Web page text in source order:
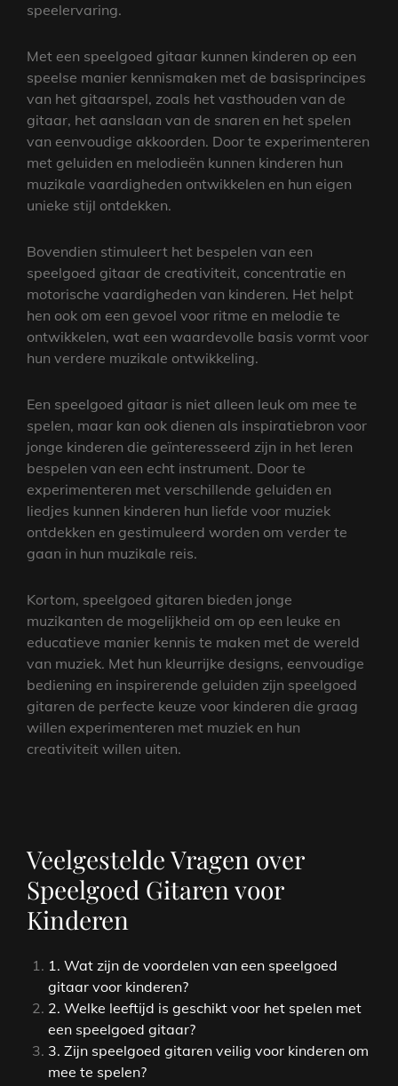
speelervaring.
Met een speelgoed gitaar kunnen kinderen op een
speelse manier kennismaken met de basisprincipes
van het gitaarspel, zoals het vasthouden van de
gitaar, het aanslaan van de snaren en het spelen
van eenvoudige akkoorden. Door te experimenteren
met geluiden en melodieën kunnen kinderen hun
muzikale vaardigheden ontwikkelen en hun eigen
unieke stijl ontdekken.
Bovendien stimuleert het bespelen van een
speelgoed gitaar de creativiteit, concentratie en
motorische vaardigheden van kinderen. Het helpt
hen ook om een gevoel voor ritme en melodie te
ontwikkelen, wat een waardevolle basis vormt voor
hun verdere muzikale ontwikkeling.
Een speelgoed gitaar is niet alleen leuk om mee te
spelen, maar kan ook dienen als inspiratiebron voor
jonge kinderen die geïnteresseerd zijn in het leren
bespelen van een echt instrument. Door te
experimenteren met verschillende geluiden en
liedjes kunnen kinderen hun liefde voor muziek
ontdekken en gestimuleerd worden om verder te
gaan in hun muzikale reis.
Kortom, speelgoed gitaren bieden jonge
muzikanten de mogelijkheid om op een leuke en
educatieve manier kennis te maken met de wereld
van muziek. Met hun kleurrijke designs, eenvoudige
bediening en inspirerende geluiden zijn speelgoed
gitaren de perfecte keuze voor kinderen die graag
willen experimenteren met muziek en hun
creativiteit willen uiten.
Veelgestelde Vragen over
Speelgoed Gitaren voor
Kinderen
1. Wat zijn de voordelen van een speelgoed
gitaar voor kinderen?
2. Welke leeftijd is geschikt voor het spelen met
een speelgoed gitaar?
3. Zijn speelgoed gitaren veilig voor kinderen om
mee te spelen?